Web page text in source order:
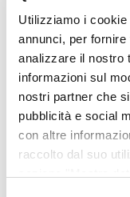
Utilizziamo i
annunci, per
analizzare il nostro
informazioni sul
nostri partner che
pubblicità e social
con altre
raccolto dal suo